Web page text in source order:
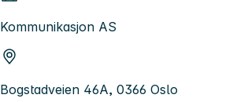
Kommunikasjon AS
Bogstadveien 46A, 0366 Oslo